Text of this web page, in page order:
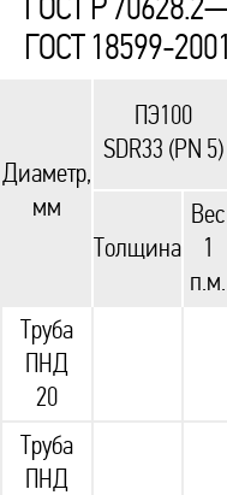
ГОСТ 18599-2001
Диаметр,
мм
ПЭ100
SDR33 (PN 5)
Толщина
Вес
1
п.м.
Труба
ПНД
20
Труба
ПНД